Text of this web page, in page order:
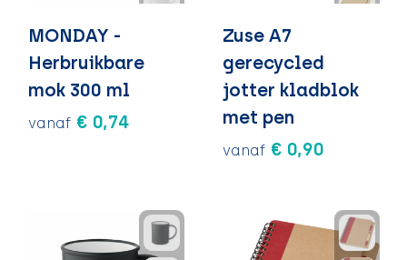
MONDAY -
Herbruikbare
mok 300 ml
vanaf € 0,74
Zuse A7
gerecycled
jotter kladblok
met pen
vanaf € 0,90